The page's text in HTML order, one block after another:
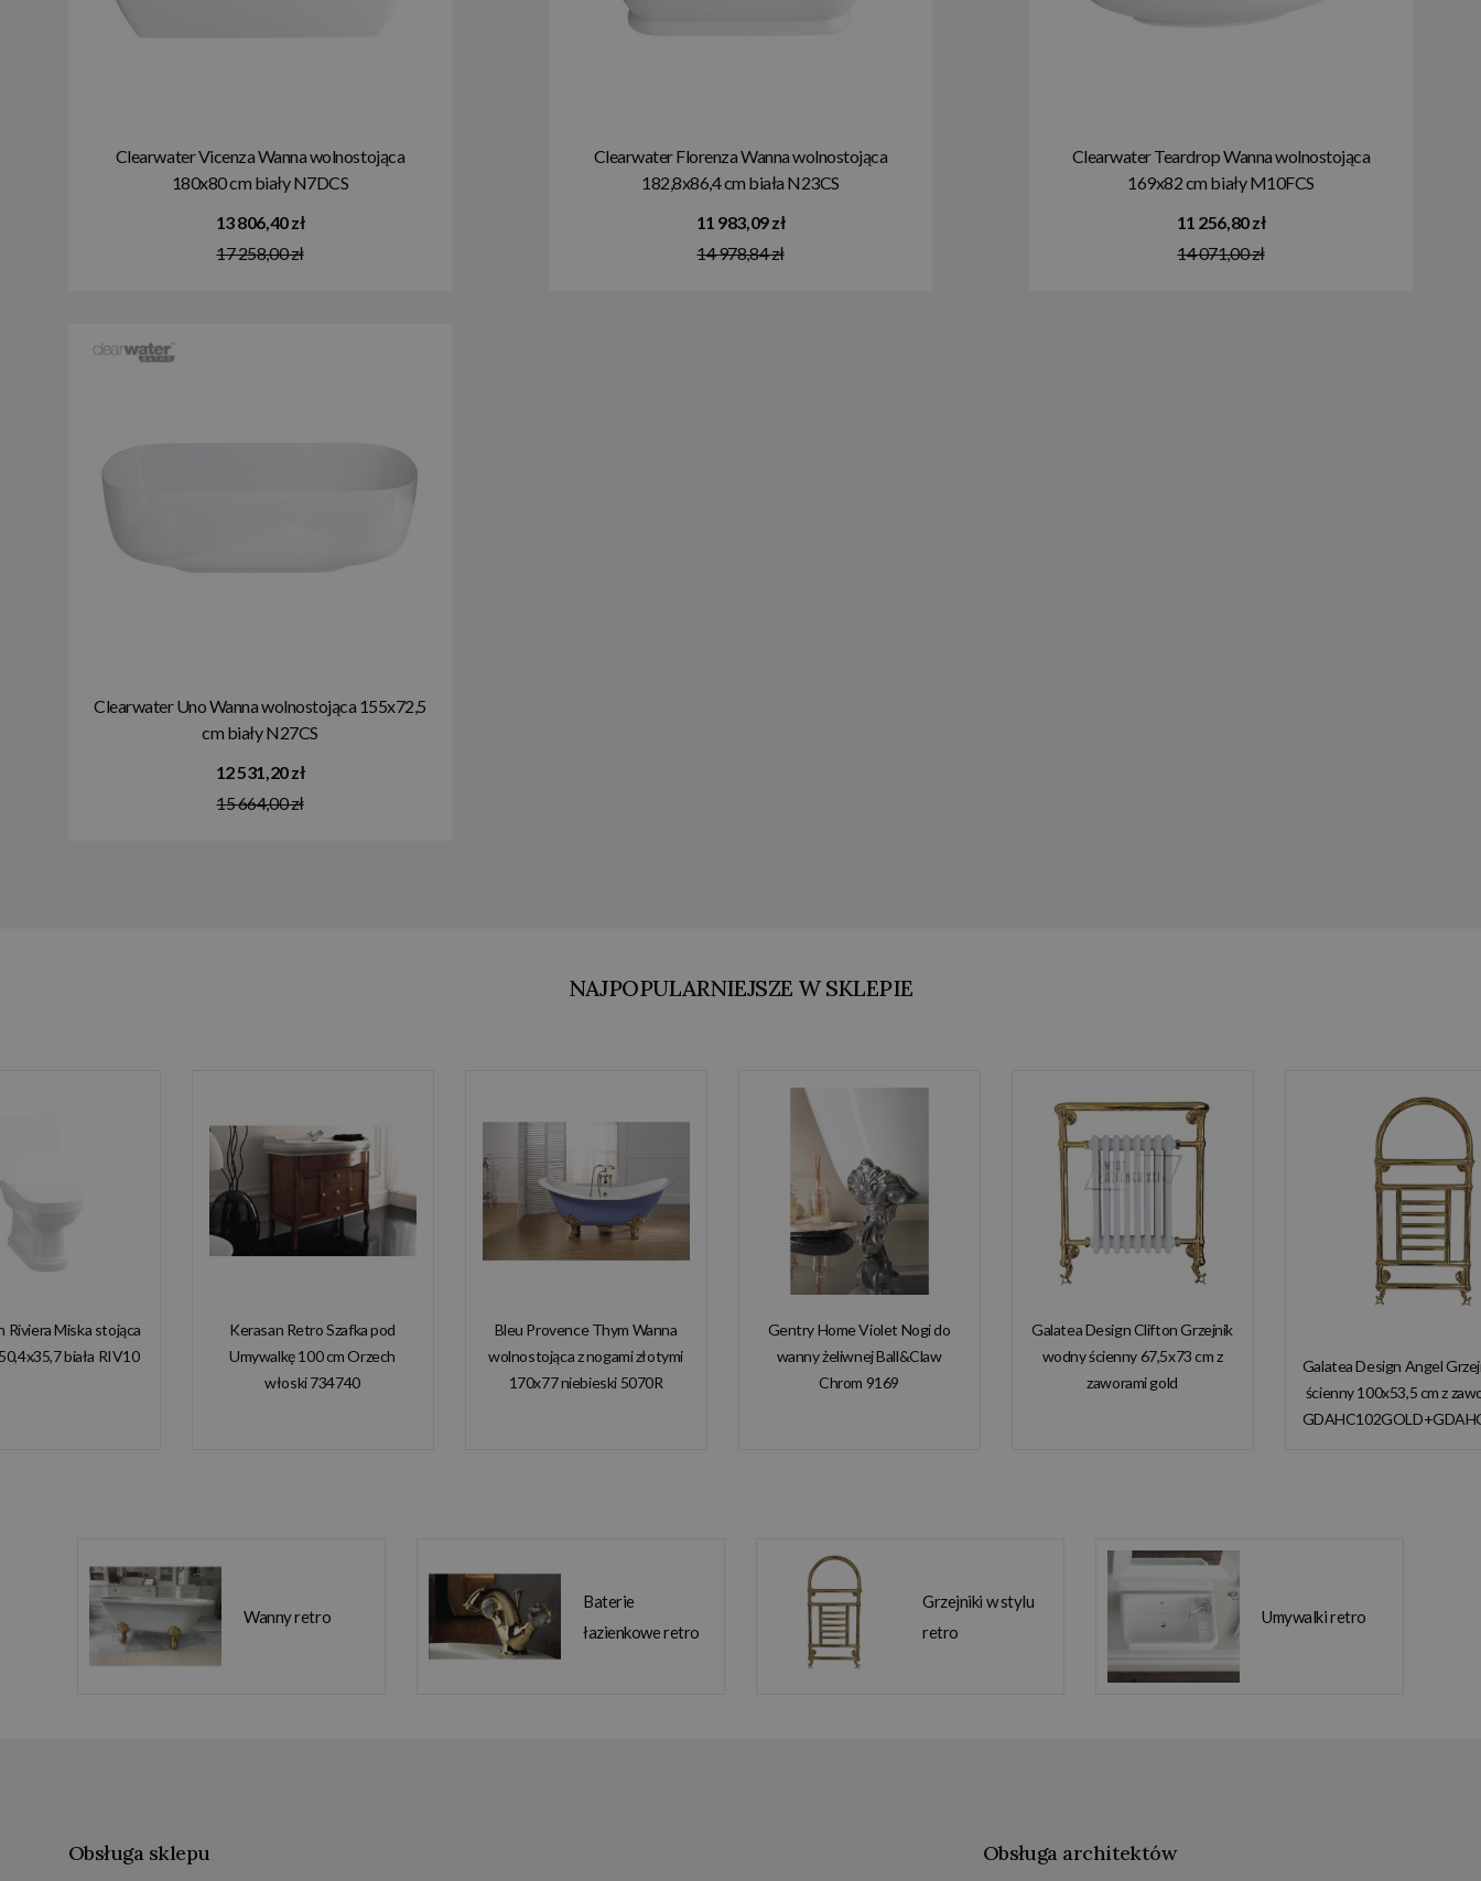
Clearwater Vicenza Wanna wolnostojąca
180x80 cm biały N7DCS
13 806,40 zł
17 258,00 zł
Clearwater Florenza Wanna wolnostojąca
182,8x86,4 cm biała N23CS
11 983,09 zł
14 978,84 zł
Clearwater Teardrop Wanna wolnostojąca
169x82 cm biały M10FCS
11 256,80 zł
14 071,00 zł
Clearwater Uno Wanna wolnostojąca 155x72,5
cm biały N27CS
12 531,20 zł
15 664,00 zł
NAJPOPULARNIEJSZE W SKLEPIE
Riviera Miska stojąca
biała RIV10
Kerasan Retro Szafka pod
Umywalkę 100 cm Orzech
włoski 734740
Bleu Provence Thym Wanna
wolnostojąca z nogami złotymi
170x77 niebieski 5070R
Gentry Home Violet Nogi do
wanny żeliwnej Ball&Claw
Chrom 9169
Galatea Design Clifton Grzejnik
wodny ścienny 67,5x73 cm z
zaworami gold
Galatea Design Angel
ścienny 100x53,5 cm z
Wanny retro
Baterie
łazienkowe retro
Grzejniki w stylu
retro
Umywalki retro
Obsługa sklepu Obsługa architektów